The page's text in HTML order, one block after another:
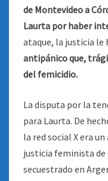
de Montevideo a
Laurta por haber
ataque, la justicia le
antipánico que,
del femicidio.
La disputa por la
para Laurta. De
la red social X era
justicia feminista de
secuestrado en